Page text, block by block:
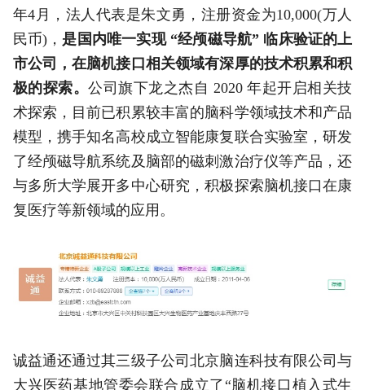
年4月，法人代表是朱文勇，注册资金为10,000(万人
民币)， 是国内唯一实现 “经颅磁导航” 临床验证的上
市公司，在脑机接口相关领域有深厚的技术积累和积
极的探索。公司旗下龙之杰自 2020 年起开启相关技
术探索，目前已积累较丰富的脑科学领域技术和产品
模型，携手知名高校成立智能康复联合实验室，研发
了经颅磁导航系统及脑部的磁刺激治疗仪等产品，还
与多所大学展开多中心研究，积极探索脑机接口在康
复医疗等新领域的应用。
诚益通还通过其三级子公司北京脑连科技有限公司与
大兴医药基地管委会联合成立了“脑机接口植入式生